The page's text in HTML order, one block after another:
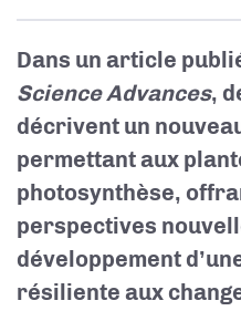
Dans un article
Science Advances,
décrivent un
permettant aux
photosynthèse,
perspectives
développement
résiliente aux